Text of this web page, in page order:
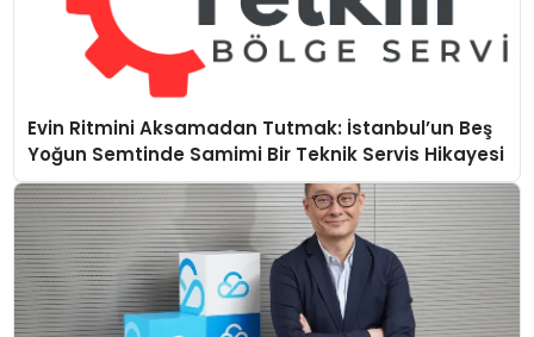
Evin Ritmini Aksamadan Tutmak: İstanbul’un Beş
Yoğun Semtinde Samimi Bir Teknik Servis Hikayesi